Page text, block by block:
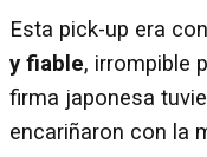
Esta pick-up era
y fiable, irrompible
firma japonesa
encariñaron con la